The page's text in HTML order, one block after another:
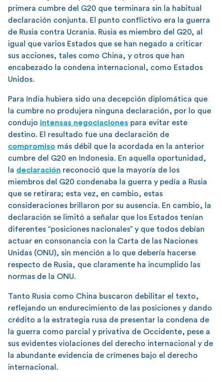
primera cumbre del G20 que terminara sin la habitual
declaración conjunta. El punto conflictivo era la guerra
de Rusia contra Ucrania. Rusia es miembro del G20, al
igual que varios Estados que se han negado a criticar
sus acciones, tales como China, y otros que han
encabezado la condena internacional, como Estados
Unidos.
Para India hubiera sido una decepción diplomática que
la cumbre no produjera ninguna declaración, por lo que
condujo intensas negociaciones para evitar este
destino. El resultado fue una declaración de
compromiso más débil que la acordada en la anterior
cumbre del G20 en Indonesia. En aquella oportunidad,
la declaración reconoció que la mayoría de los
miembros del G20 condenaba la guerra y pedía a Rusia
que se retirara; esta vez, en cambio, estas
consideraciones brillaron por su ausencia. En cambio, la
declaración se limitó a señalar que los Estados tenían
diferentes “posiciones nacionales” y que todos debían
actuar en consonancia con la Carta de las Naciones
Unidas (ONU), sin mención a lo que debería hacerse
respecto de Rusia, que claramente ha incumplido las
normas de la ONU.
Tanto Rusia como China buscaron debilitar el texto,
reflejando un endurecimiento de las posiciones y dando
crédito a la estrategia rusa de presentar la condena de
la guerra como parcial y privativa de Occidente, pese a
sus evidentes violaciones del derecho internacional y de
la abundante evidencia de crímenes bajo el derecho
internacional.